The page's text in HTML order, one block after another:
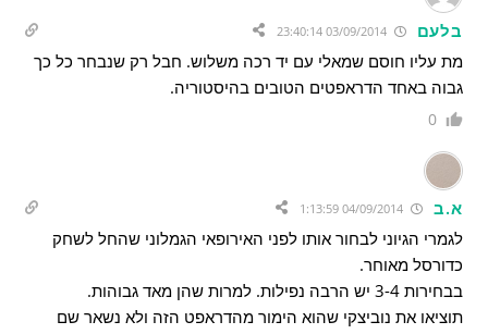
בלעם 03/09/2014 23:40:14
מת עליו חוסם שמאלי עם יד רכה משלוש. חבל רק שנבחר כל כך
גבוה באחד הדראפטים הטובים בהיסטוריה.
0
א.ב
לגמרי הגיוני לבחור אותו לפני האירופאי הגמלוני שהחל לשחק
כדורסל מאוחר.
בבחירות 3-4 יש הרבה נפילות. למרות שהן מאד גבוהות.
תוציאו את נוביצקי שהוא הימור מהדראפט הזה ולא נשאר שם